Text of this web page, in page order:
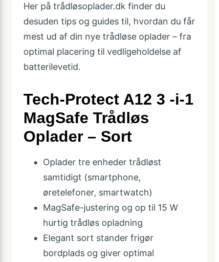
Her på trådløsoplader.dk finder du
desuden tips og guides til, hvordan du får
mest ud af din nye trådløse oplader – fra
optimal placering til vedligeholdelse af
batterilevetid.
Tech-Protect A12 3 -i-1
MagSafe Trådløs
Oplader – Sort
Oplader tre enheder trådløst
samtidigt (smartphone,
øretelefoner, smartwatch)
MagSafe-justering og op til 15 W
hurtig trådløs opladning
Elegant sort stander frigør
bordplads og giver optimal